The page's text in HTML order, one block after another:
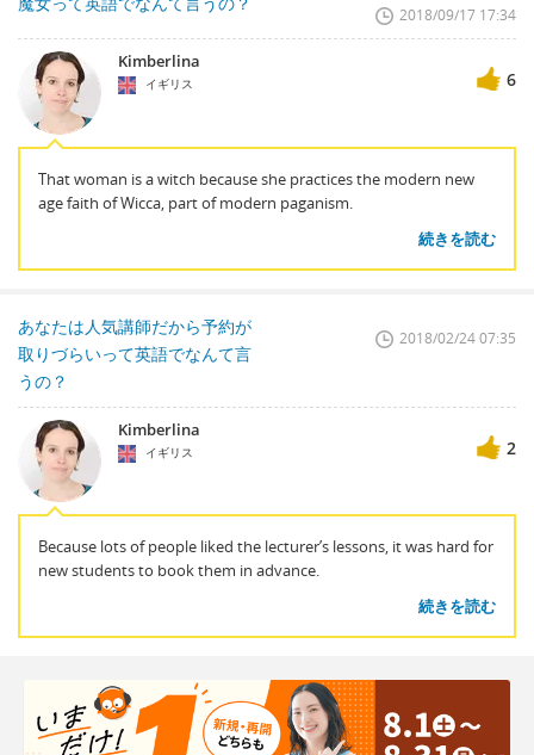
2018/09/17 17:34
Kimberlina
イギリス 6
That woman is a witch because she practices the modern new
age faith of Wicca, part of modern paganism.
続きを読む
あなたは人気講師だから予約が
取りづらいって英語でなんて言
うの？
2018/02/24 07:35
Kimberlina
イギリス 2
Because lots of people liked the lecturer’s lessons, it was hard for
new students to book them in advance.
続きを読む